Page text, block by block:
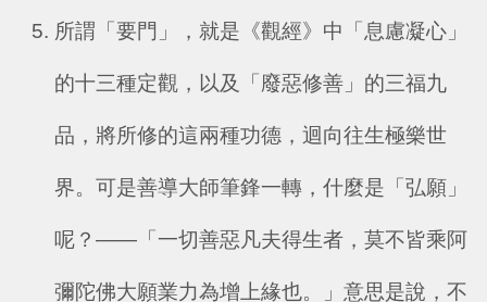
所謂「要門」，就是《觀經》中「息慮凝心」
的十三種定觀，以及「廢惡修善」的三福九
品，將所修的這兩種功德，迴向往生極樂世
界。可是善導大師筆鋒一轉，什麼是「弘願」
呢？——「一切善惡凡夫得生者，莫不皆乘阿
彌陀佛大願業力為增上緣也。」意思是說，不